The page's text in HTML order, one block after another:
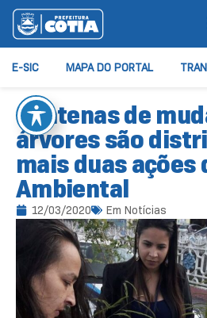
E-SIC MAPA DO PORTAL
Centenas de
árvores são
mais duas ações
Ambiental
12/03/2020 Em Notícias